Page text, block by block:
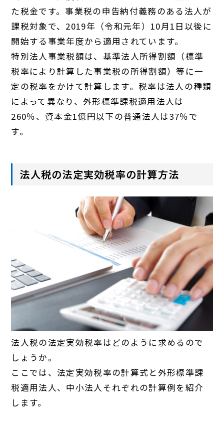
た税金です。事業税の申告納付義務のある法人が
課税対象で、2019年（令和元年）10月1日以後に
開始する事業年度から適用されています。
特別法人事業税額は、基準法人所得割額（標準
税率により計算した事業税の所得割額）等に一
定の税率をかけて計算します。税率は法人の種類
によって異なり、外形標準課税適用法人は
260％、資本金1億円以下の普通法人は37％で
す。
法人税の法定実効税率の計算方法
法人税の法定実効税率はどのように求めるので
しょうか。
ここでは、法定実効税率の計算式と外形標準課
税適用法人、中小法人それぞれの計算例を紹介
します。